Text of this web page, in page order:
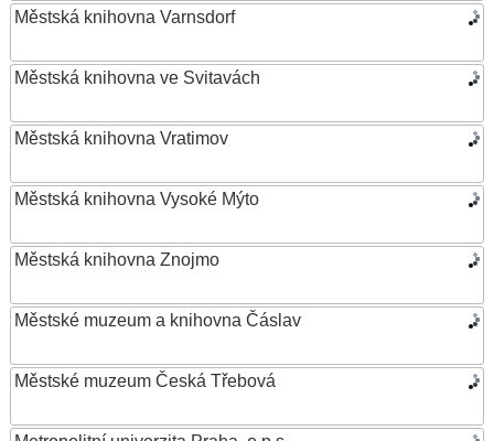
Městská knihovna Varnsdorf
Městská knihovna ve Svitavách
Městská knihovna Vratimov
Městská knihovna Vysoké Mýto
Městská knihovna Znojmo
Městské muzeum a knihovna Čáslav
Městské muzeum Česká Třebová